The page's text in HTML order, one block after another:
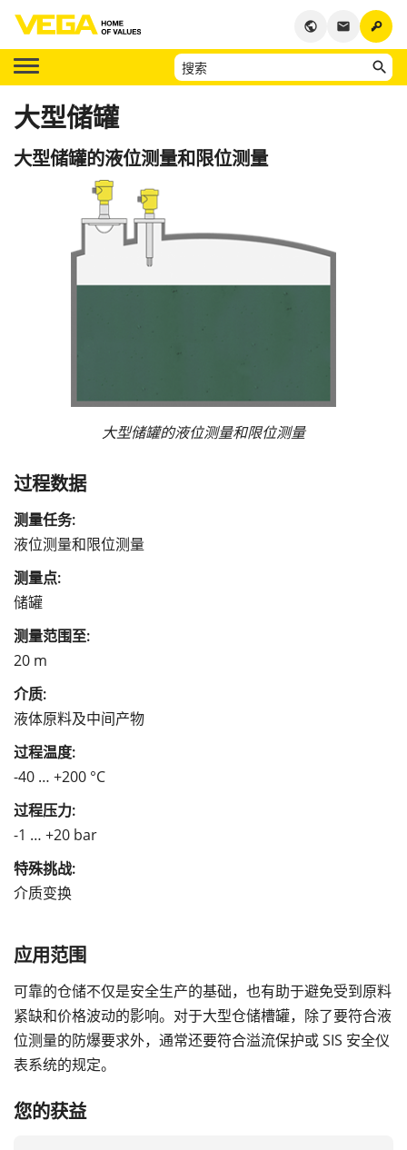
key
email
public
大型储罐
大型储罐的液位测量和限位测量
大型储罐的液位测量和限位测量
过程数据
测量任务:
液位测量和限位测量
测量点:
储罐
测量范围至:
20 m
介质:
液体原料及中间产物
过程温度:
-40 … +200 °C
过程压力:
-1 … +20 bar
特殊挑战:
介质变换
应用范围
可靠的仓储不仅是安全生产的基础，也有助于避免受到原料
紧缺和价格波动的影响。对于大型仓储槽罐，除了要符合液
位测量的防爆要求外，通常还要符合溢流保护或 SIS 安全仪
表系统的规定。
您的获益